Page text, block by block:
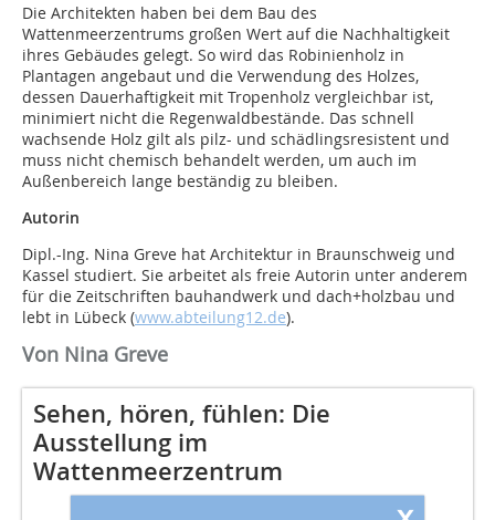
Die Architekten haben bei dem Bau des
Wattenmeerzentrums großen Wert auf die Nachhaltigkeit
ihres Gebäudes gelegt. So wird das Robinienholz in
Plantagen angebaut und die Verwendung des Holzes,
dessen Dauerhaftigkeit mit Tropenholz vergleichbar ist,
minimiert nicht die Regenwaldbestände. Das schnell
wachsende Holz gilt als pilz- und schädlingsresistent und
muss nicht chemisch behandelt werden, um auch im
Außenbereich lange beständig zu bleiben.
Autorin
Dipl.-Ing. Nina Greve hat Architektur in Braunschweig und
Kassel studiert. Sie arbeitet als freie Autorin unter anderem
für die Zeitschriften bauhandwerk und dach+holzbau und
lebt in Lübeck (www.abteilung12.de).
Von Nina Greve
Sehen, hören, fühlen: Die
Ausstellung im
Wattenmeerzentrum